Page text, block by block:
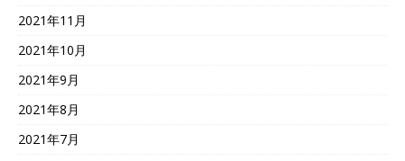
2021年11月
2021年10月
2021年9月
2021年8月
2021年7月